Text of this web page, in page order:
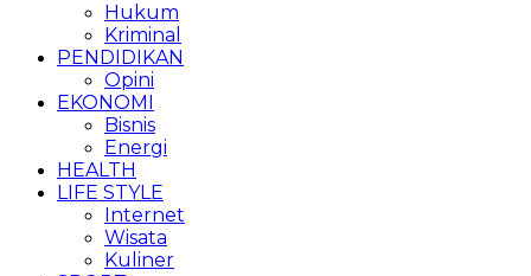
Hukum
Kriminal
PENDIDIKAN
Opini
EKONOMI
Bisnis
Energi
HEALTH
LIFE STYLE
Internet
Wisata
Kuliner